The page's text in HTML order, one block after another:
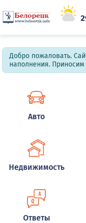
Добро пожаловать.
наполнения. Приносим
Авто
Недвижимость
Ответы